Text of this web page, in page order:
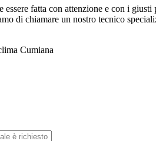
fatta con attenzione e con i
di chiamare un nostro tecnico
Cumiana